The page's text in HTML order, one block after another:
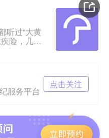
榜单前列
身体状况
疾险，如
这3款产品
听过“大黄
险，几乎
？理赔会
些问题，
大黄蜂少
服务平台
点击关注